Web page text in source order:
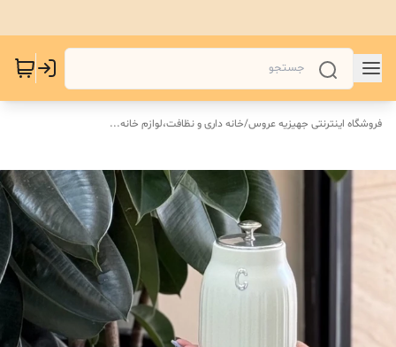
فروشگاه اینترنتی جهیزیه عروس/خانه داری و نظافت،لوازم خانه...